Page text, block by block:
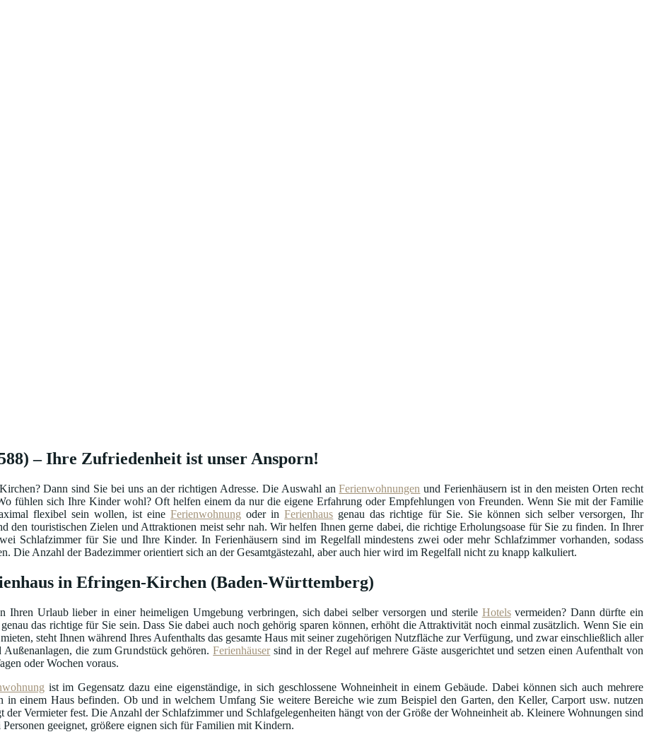
– Ihre Zufriedenheit ist unser Ansporn!
Dann sind Sie bei uns an der richtigen Adresse. Die Auswahl anFerienwohnungen und Ferienhäusern ist in den meisten Orten recht
fühlen sich Ihre Kinder wohl? Oft helfen einem da nur die eigene Erfahrung oder Empfehlungen von Freunden. Wenn Sie mit der Familie
flexibel sein wollen, ist eineFerienwohnung oder inFerienhaus genau das richtige für Sie. Sie können sich selber versorgen, Ihr
den touristischen Zielen und Attraktionen meist sehr nah. Wir helfen Ihnen gerne dabei, die richtige Erholungsoase für Sie zu finden. In Ihrer
Schlafzimmer für Sie und Ihre Kinder. In Ferienhäusern sind im Regelfall mindestens zwei oder mehr Schlafzimmer vorhanden, sodass
Die Anzahl der Badezimmer orientiert sich an der Gesamtgästezahl, aber auch hier wird im Regelfall nicht zu knapp kalkuliert.
in Efringen-Kirchen (Baden-Württemberg)
Ihren Urlaub lieber in einer heimeligen Umgebung verbringen, sich dabei selber versorgen und sterile Hotelsvermeiden? Dann dürfte ein
genau das richtige für Sie sein. Dass Sie dabei auch noch gehörig sparen können, erhöht die Attraktivität noch einmal zusätzlich. Wenn Sie ein
mieten, steht Ihnen während Ihres Aufenthalts das gesamte Haus mit seiner zugehörigen Nutzfläche zur Verfügung, und zwar einschließlich aller
Außenanlagen, die zum Grundstück gehören.Ferienhäusersind in der Regel auf mehrere Gäste ausgerichtet und setzen einen Aufenthalt von
oder Wochen voraus.
ist im Gegensatz dazu eine eigenständige, in sich geschlossene Wohneinheit in einem Gebäude. Dabei können sich auch mehrere
in einem Haus befinden. Ob und in welchem Umfang Sie weitere Bereiche wie zum Beispiel den Garten, den Keller, Carport usw. nutzen
der Vermieter fest. Die Anzahl der Schlafzimmer und Schlafgelegenheiten hängt von der Größe der Wohneinheit ab. Kleinere Wohnungen sind
geeignet, größere eignen sich für Familien mit Kindern.